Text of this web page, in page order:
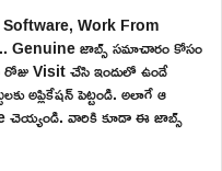
Software, Work From
Genuine జాబ్స్ సమాచారం కోసం
Visit చేసి ఇందులో ఉండే
అప్లికేషన్ పెట్టండి. అలాగే ఆ
చెయ్యండి. వారికి కూడా ఈ జాబ్స్